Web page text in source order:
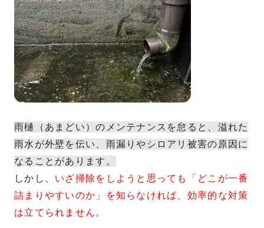
雨樋（あまどい）のメンテナンスを怠ると、溢れた
雨水が外壁を伝い、雨漏りやシロアリ被害の原因に
なることがあります。
しかし、 いざ掃除をしようと思っても「どこが一番
詰まりやすいのか」を知らなければ、効率的な対策
は立てられません。